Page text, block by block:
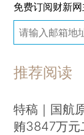
免费订阅财新
推荐阅读
特稿｜国航
贿3847万元